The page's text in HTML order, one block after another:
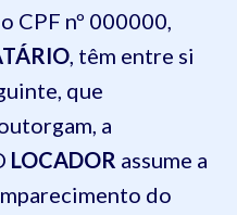
CPF nº 000000,
, têm entre si
que
a
LOCADOR assume a
do